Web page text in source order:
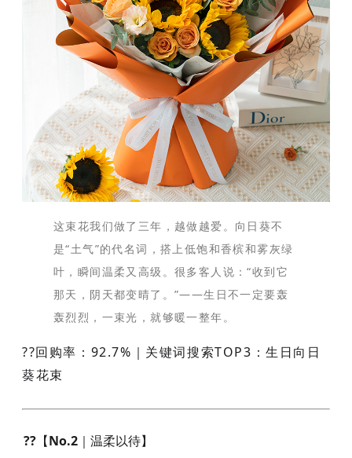
这束花我们做了三年，越做越爱。向日葵不
是“土气”的代名词，搭上低饱和香槟和雾灰绿
叶，瞬间温柔又高级。很多客人说：“收到它
那天，阴天都变晴了。”——生日不一定要轰
轰烈烈，一束光，就够暖一整年。
??回购率：92.7%｜关键词搜索TOP3：生日向日
葵花束
??【No.2｜温柔以待】